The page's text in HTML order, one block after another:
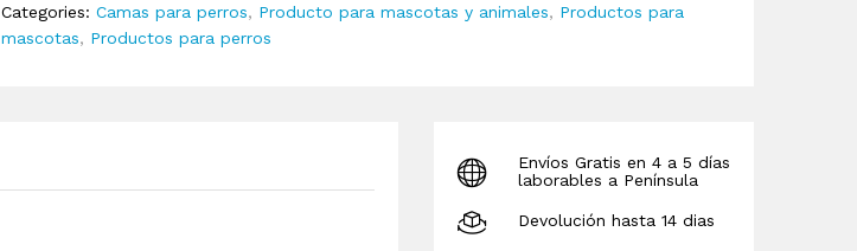
quantity
Categories:Camas para perros, Producto para mascotas y animales, Productos para
mascotas, Productos para perros
Envíos Gratis en 4 a 5 días
laborables a Península
Devolución hasta 14 dias